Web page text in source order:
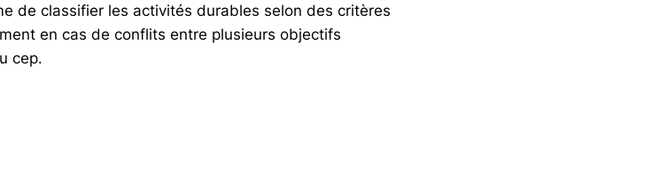
de classifier les activités durables selon des critères
en cas de conflits entre plusieurs objectifs
cep.